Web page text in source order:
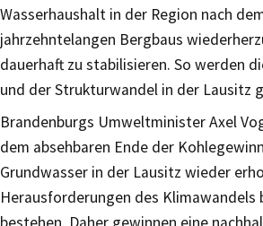
Wasserhaushalt in der Region nach
jahrzehntelangen Bergbaus
dauerhaft zu stabilisieren. So werden
und der Strukturwandel in der Lausitz
Brandenburgs Umweltminister Axel
dem absehbaren Ende der
Grundwasser in der Lausitz wieder
Herausforderungen des Klimawandels
bestehen. Daher gewinnen eine